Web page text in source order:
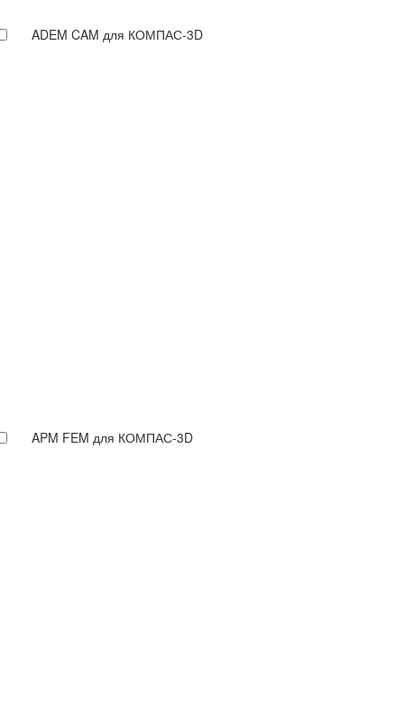
ADEM CAM для КОМПАС-3D
APM FEM для КОМПАС-3D